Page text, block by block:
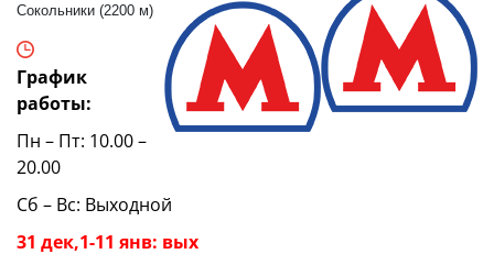
Сокольники (2200 м)
График
работы:
Пн – Пт: 10.00 –
20.00
Сб – Вс: Выходной
31 дек,1-11 янв: вых